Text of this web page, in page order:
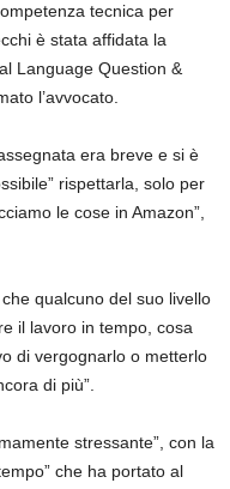
tecnica per
è stata affidata la
Language Question &
l’avvocato.
era breve e si è
rispettarla, solo per
le cose in Amazon”,
qualcuno del suo livello
il lavoro in tempo, cosa
di vergognarlo o metterlo
di più”.
stressante”, con la
che ha portato al